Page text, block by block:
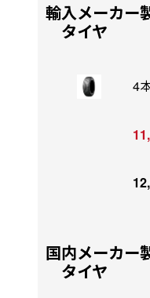
輸入メーカー
タイヤ
4
国内メーカー
タイヤ